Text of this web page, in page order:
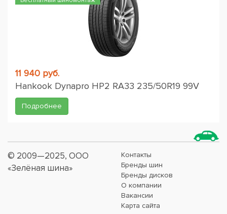
11 940 руб.
Hankook Dynapro HP2 RA33 235/50R19 99V
Подробнее
© 2009—2025, ООО
«Зелёная шина»
Контакты
Бренды шин
Бренды дисков
О компании
Вакансии
Карта сайта